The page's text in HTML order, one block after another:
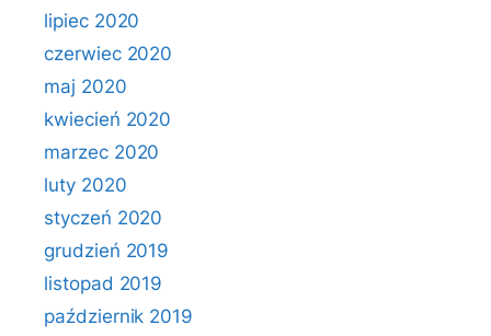
lipiec 2020
czerwiec 2020
maj 2020
kwiecień 2020
marzec 2020
luty 2020
styczeń 2020
grudzień 2019
listopad 2019
październik 2019